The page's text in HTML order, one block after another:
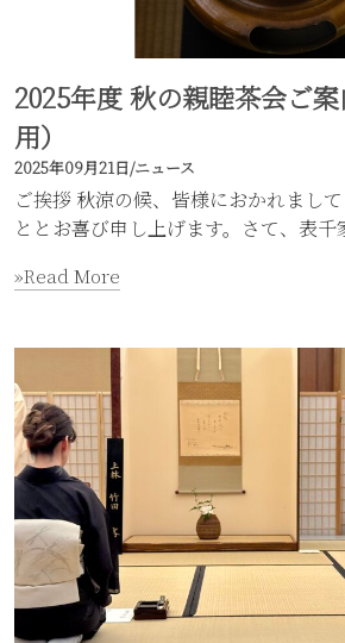
2025年度 秋の親睦茶会ご
用）
2025年09月21日/ニュース
ご挨拶 秋涼の候、皆様におかれまし
ととお喜び申し上げます。さて、表
»Read More